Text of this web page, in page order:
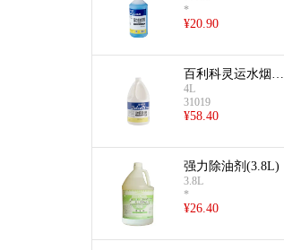
*
¥20.90
百利科灵运水烟罩
专用清洁剂(4L)
4L
31019
¥58.40
强力除油剂(3.8L)
3.8L
*
¥26.40